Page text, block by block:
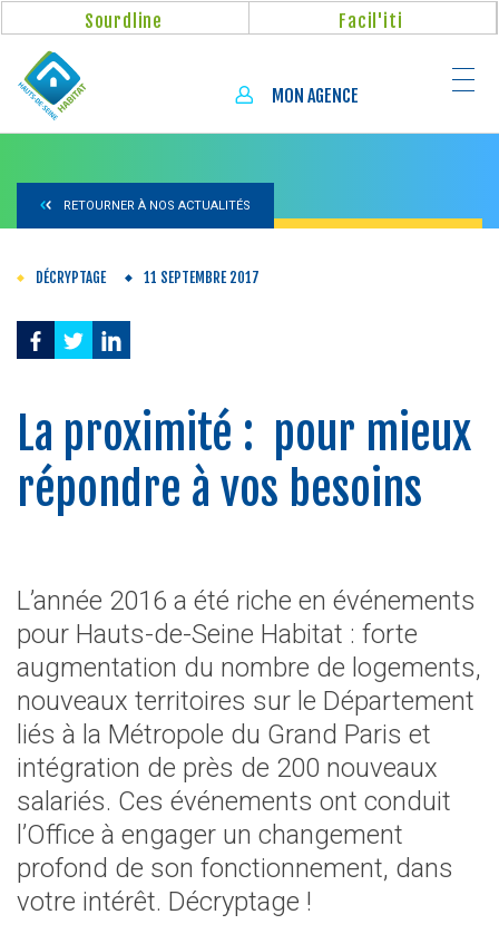
principal
Sourdline Facil'iti
MON AGENCE
RETOURNER À NOS ACTUALITÉS
DÉCRYPTAGE 11 SEPTEMBRE 2017
La proximité : pour mieux
répondre à vos besoins
L’année 2016 a été riche en événements
pour Hauts-de-Seine Habitat : forte
augmentation du nombre de logements,
nouveaux territoires sur le Département
liés à la Métropole du Grand Paris et
intégration de près de 200 nouveaux
salariés. Ces événements ont conduit
l’Office à engager un changement
profond de son fonctionnement, dans
votre intérêt. Décryptage !
Panneau de gestion des cookies